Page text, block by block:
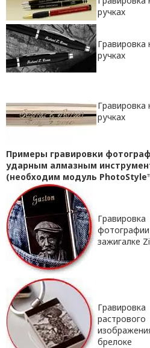
ручках
Гравировка
ручках
Гравировка
ручках
Примеры гравировки
ударным алмазным
(необходим модуль
Гравировка
зажигалке
Гравировка
растрового
брелоке